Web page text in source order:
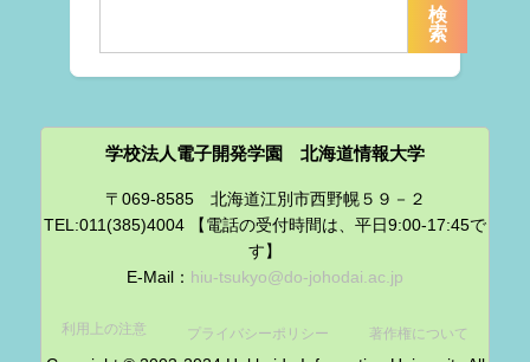
検
索
学校法人電子開発学園 北海道情報大学
〒069-8585 北海道江別市西野幌５９－２
TEL:011(385)4004 【電話の受付時間は、平日9:00-17:45で
す】
E-Mail： hiu-tsukyo@do-johodai.ac.jp
利用上の注意 プライバシーポリシー 著作権について